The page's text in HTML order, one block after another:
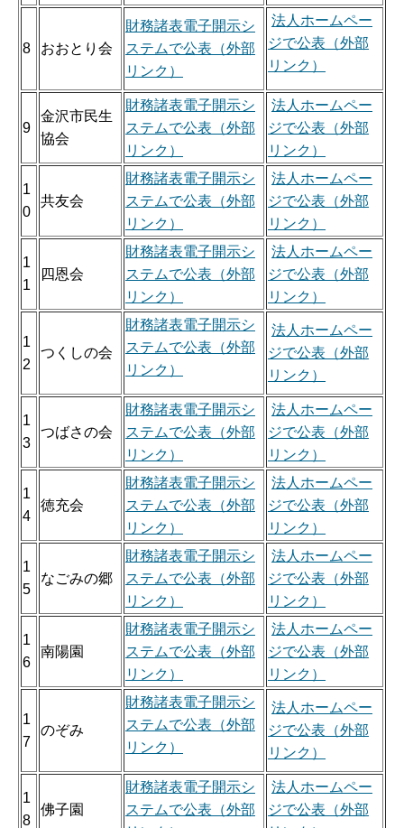
8 おおとり会
財務諸表電子開示シ
ステムで公表（外部
リンク）
法人ホームペー
ジで公表（外部
リンク）
9
金沢市民生
協会
財務諸表電子開示シ
ステムで公表（外部
リンク）
法人ホームペー
ジで公表（外部
リンク）
1
0
共友会
財務諸表電子開示シ
ステムで公表（外部
リンク）
法人ホームペー
ジで公表（外部
リンク）
1
1
四恩会
財務諸表電子開示シ
ステムで公表（外部
リンク）
法人ホームペー
ジで公表（外部
リンク）
1
2
つくしの会
財務諸表電子開示シ
ステムで公表（外部
リンク）
法人ホームペー
ジで公表（外部
リンク）
1
3
つばさの会
財務諸表電子開示シ
ステムで公表（外部
リンク）
法人ホームペー
ジで公表（外部
リンク）
1
4
徳充会
財務諸表電子開示シ
ステムで公表（外部
リンク）
法人ホームペー
ジで公表（外部
リンク）
1
5
なごみの郷
財務諸表電子開示シ
ステムで公表（外部
リンク）
法人ホームペー
ジで公表（外部
リンク）
1
6
南陽園
財務諸表電子開示シ
ステムで公表（外部
リンク）
法人ホームペー
ジで公表（外部
リンク）
1
7
のぞみ
財務諸表電子開示シ
ステムで公表（外部
リンク）
法人ホームペー
ジで公表（外部
リンク）
1
8
佛子園
財務諸表電子開示シ
ステムで公表（外部
法人ホームペー
ジで公表（外部